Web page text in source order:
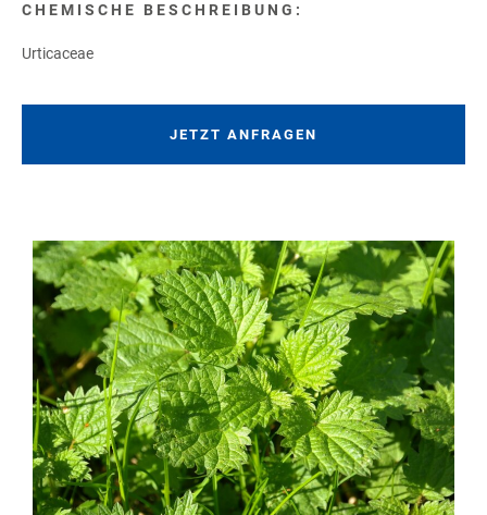
CHEMISCHE BESCHREIBUNG:
Urticaceae
JETZT ANFRAGEN